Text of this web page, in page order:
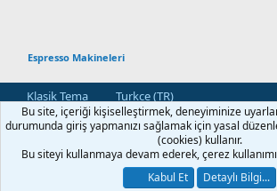
Espresso Makineleri
Klasik Tema
Turkce (TR)
Bize Ulaşın
Kullanım ve Şartlar Gizlilik Politikası
R
S
Community platform by XenForo® © 2010-2026 XenForo
[XGT] Forum statistics system- XenGenTr
Bu site, içeriği kişiselleştirmek, deneyiminize
durumunda giriş yapmanızı sağlamak için yasal
(cookies) kullanır.
Bu siteyi kullanmaya devam ederek, çerez
Kabul Et
Detaylı Bilgi...